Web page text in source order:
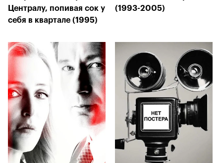
Централу, попивая сок у
себя в квартале (1995)
(1993-2005)